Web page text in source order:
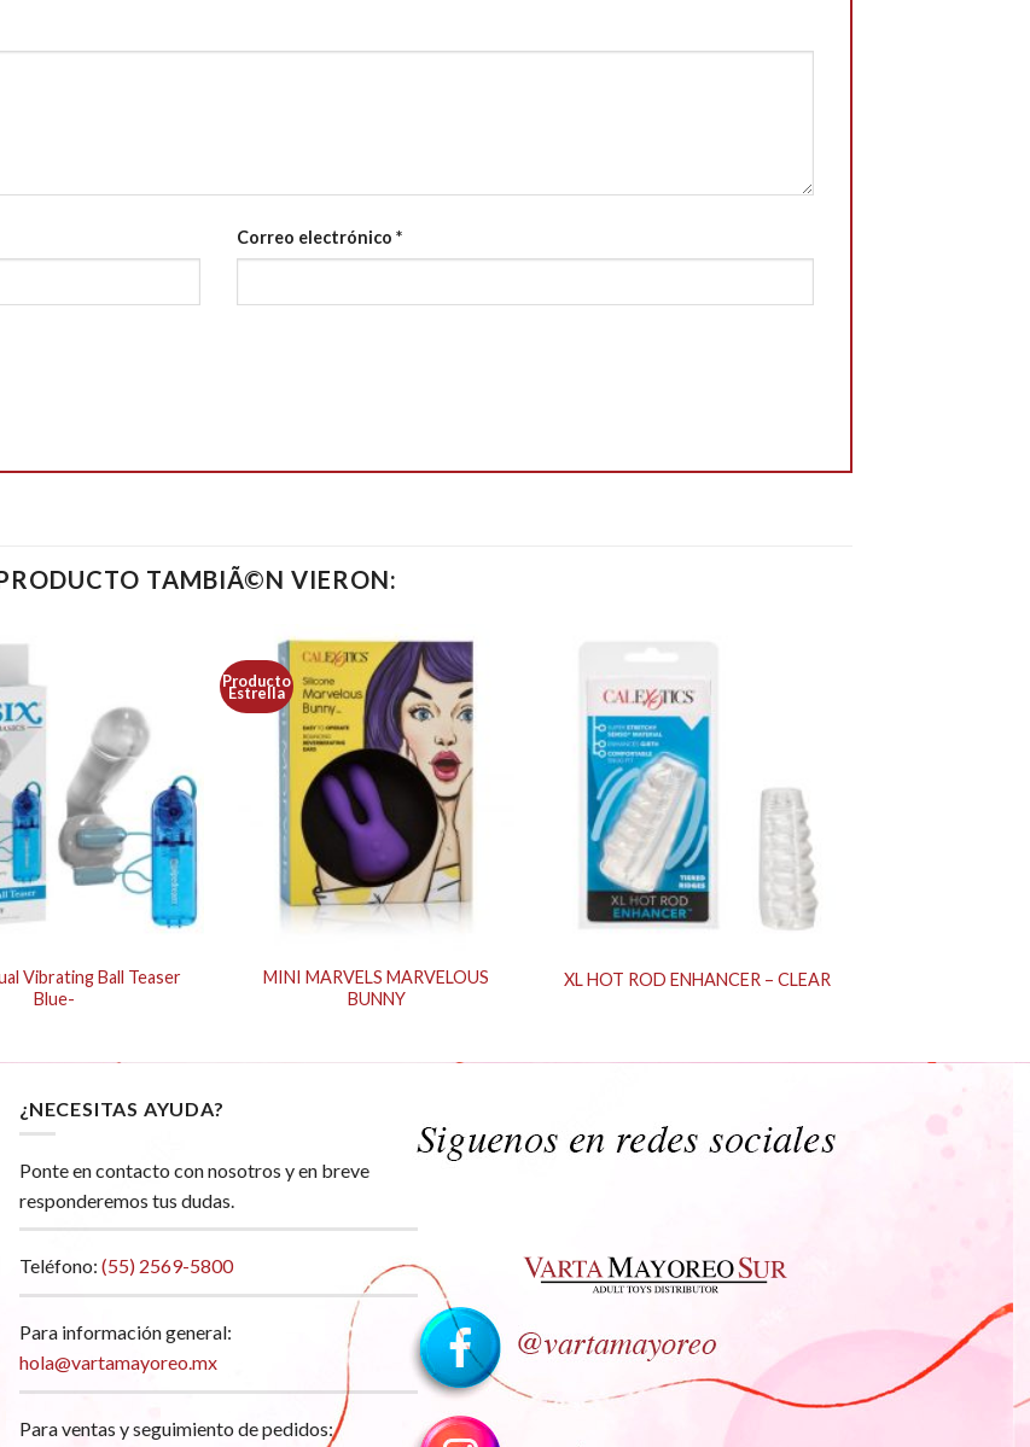
Correo electrónico *
TAMBIÃ©N VIERON:
Vibrating Ball Teaser
Blue-
Producto
Estrella
MINI MARVELS MARVELOUS
BUNNY
XL HOT ROD ENHANCER – CLEAR
¿NECESITAS AYUDA?
Ponte en contacto con nosotros y en breve
responderemos tus dudas.
Teléfono: (55) 2569-5800
Para información general:
hola@vartamayoreo.mx
Para ventas y seguimiento de pedidos: